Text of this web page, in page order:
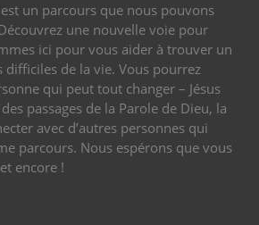
un parcours que nous pouvons
une nouvelle voie pour
ici pour vous aider à trouver un
difficiles de la vie. Vous pourrez
qui peut tout changer – Jésus
passages de la Parole de Dieu, la
avec d’autres personnes qui
parcours. Nous espérons que vous
encore !